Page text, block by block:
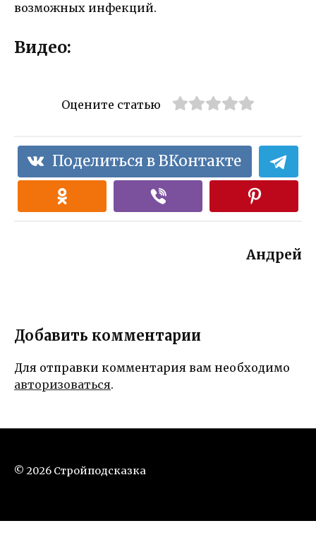
возможных инфекций.
Видео:
Оцените статью
Поделиться в ВКонтакте
Андрей
Добавить комментарии
Для отправки комментария вам необходимо
авторизоваться.
© 2026 Стройподсказка